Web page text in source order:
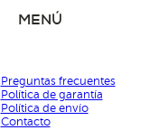
MENÚ
Preguntas frecuentes
Política de garantía
Política de envío
Contacto